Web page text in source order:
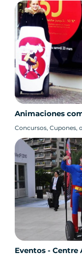
Animaciones
Concursos, Cupones,
Eventos - Centre